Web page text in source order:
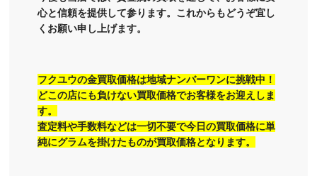
心と信頼を提供して参ります。これからもどうぞ宜し
くお願い申し上げます。
フクユウの金買取価格は地域ナンバーワンに挑戦中！
どこの店にも負けない買取価格でお客様をお迎えしま
す。
査定料や手数料などは一切不要で今日の買取価格に単
純にグラムを掛けたものが買取価格となります。